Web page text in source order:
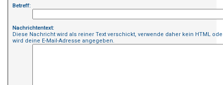
FAQ
Betreff:
Nachrichtentext:
Diese Nachricht wird als reiner Text verschickt, verwende daher kein HTML
wird deine E-Mail-Adresse angegeben.